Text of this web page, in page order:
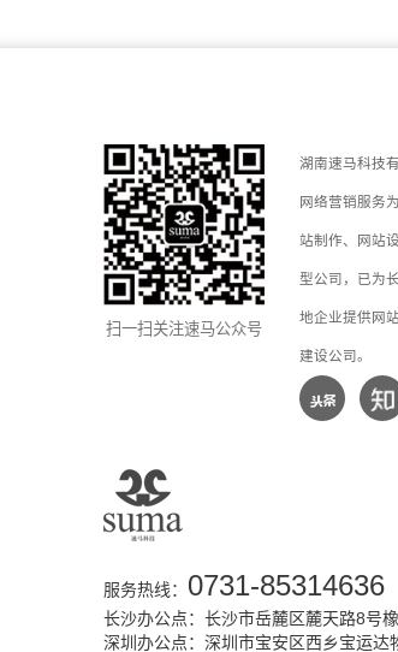
扫一扫关注速马公众号
湖南速马科技
网络营销服务
站制作、网站
型公司，已为
地企业提供网
建设公司。
服务热线： 0731-85314636
长沙办公点：长沙市岳麓区麓天路8号
深圳办公点：深圳市宝安区西乡宝运达